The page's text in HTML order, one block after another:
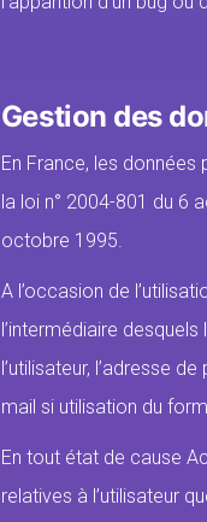
Gestion des
En France, les
la loi n° 2004-801 du 6
octobre 1995.
A l’occasion de
l’intermédiaire
l’utilisateur, l’adresse
mail si utilisation du
En tout état de cause
relatives à l’utilisateur